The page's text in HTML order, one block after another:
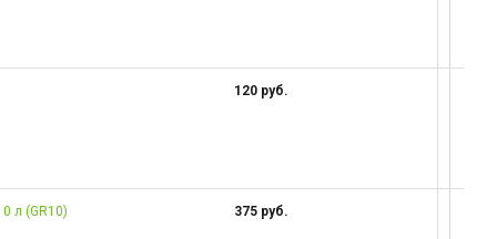
120 руб.
л (GR10) 375 руб.